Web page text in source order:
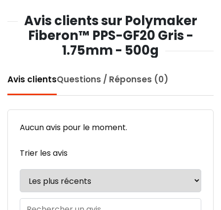
Avis clients sur Polymaker
Fiberon™ PPS-GF20 Gris -
1.75mm - 500g
Avis clientsQuestions / Réponses (0)
Aucun avis pour le moment.
Trier les avis